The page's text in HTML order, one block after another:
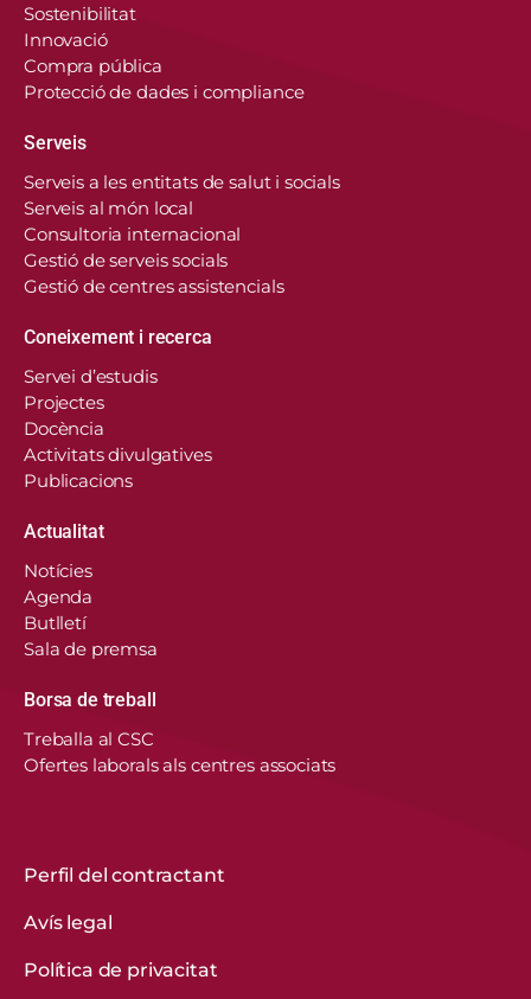
de Catalunya fa servir cookies pròpies i de
tercers per recordar les vostres preferències,
Obtenir més informació
Sostenibilitat
Innovació
Compra pública
Protecció de dades i compliance
Serveis
Serveis a les entitats de salut i socials
Serveis al món local
Consultoria internacional
Gestió de serveis socials
Gestió de centres assistencials
Coneixement i recerca
Servei d’estudis
Projectes
Docència
Activitats divulgatives
Publicacions
Actualitat
Notícies
Agenda
Butlletí
Sala de premsa
Borsa de treball
Treballa al CSC
Ofertes laborals als centres associats
Perfil del contractant
Avís legal
Política de privacitat